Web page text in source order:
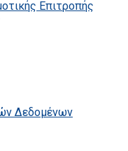
Επιτροπής
Δεδομένων